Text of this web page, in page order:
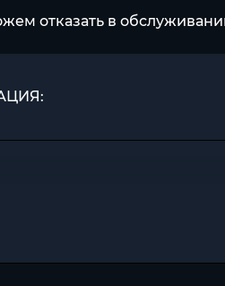
отказать в